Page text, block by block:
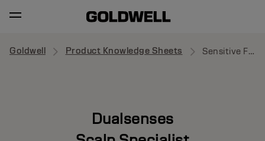
Goldwell Product Knowledge Sheets Sensitive Foam Shampoo
Dualsenses